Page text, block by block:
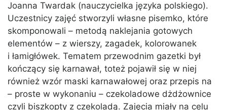
Joanna Twardak (nauczycielka języka polskiego).
Uczestnicy zajęć stworzyli własne pisemko, które
skomponowali – metodą naklejania gotowych
elementów – z wierszy, zagadek, kolorowanek
i łamigłówek. Tematem przewodnim gazetki był
kończący się karnawał, toteż pojawił się w niej
również wzór maski karnawałowej oraz przepis na
– proste w wykonaniu – czekoladowe dżdżownice
czyli biszkopty z czekoladą. Zajęcia miały na celu